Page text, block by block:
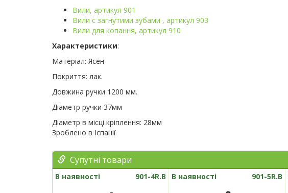
Вили, артикул 901
Вили с загнутими зубами , артикул 903
Вили для копання, артикул 910
Характеристики:
Матеріал: Ясен
Покриття: лак.
Довжина ручки 1200 мм.
Діаметр ручки 37мм
Діаметр в місці кріплення: 28мм
Зроблено в Іспанії
Супутні товари
В наявності 901-4R.B В наявності 901-5R.B